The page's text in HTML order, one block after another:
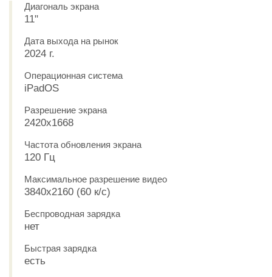
Диагональ экрана
11"
Дата выхода на рынок
2024 г.
Операционная система
iPadOS
Разрешение экрана
2420x1668
Частота обновления экрана
120 Гц
Максимальное разрешение видео
3840x2160 (60 к/с)
Беспроводная зарядка
нет
Быстрая зарядка
есть